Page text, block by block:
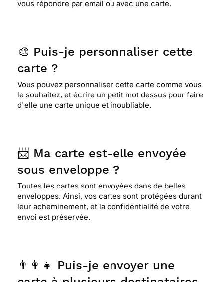
vous répondre par email ou avec une carte.
🎨 Puis-je personnaliser cette
carte ?
Vous pouvez personnaliser cette carte comme vous
le souhaitez, et écrire un petit mot dessus pour faire
d'elle une carte unique et inoubliable.
📨 Ma carte est-elle envoyée
sous enveloppe ?
Toutes les cartes sont envoyées dans de belles
enveloppes. Ainsi, vos cartes sont protégées durant
leur acheminement, et la confidentialité de votre
envoi est préservée.
👨‍👩‍👧 Puis-je envoyer une